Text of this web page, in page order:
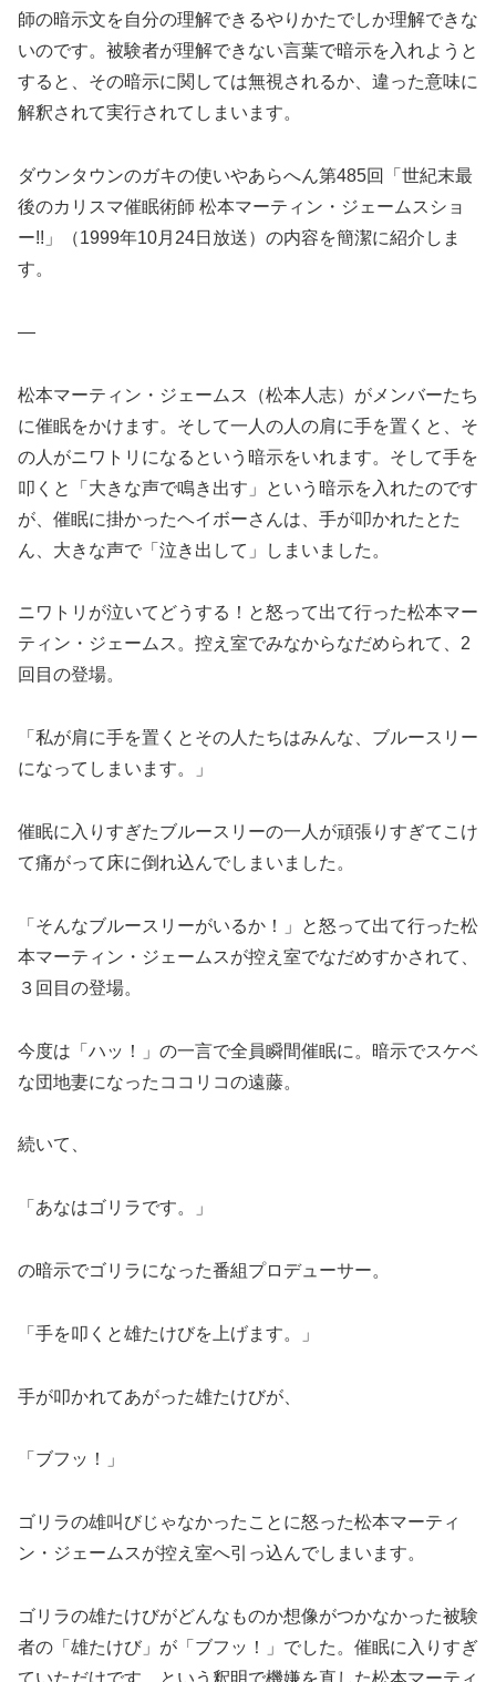
師の暗示文を自分の理解できるやりかたでしか理解できな
いのです。被験者が理解できない言葉で暗示を入れようと
すると、その暗示に関しては無視されるか、違った意味に
解釈されて実行されてしまいます。
ダウンタウンのガキの使いやあらへん第485回「世紀末最
後のカリスマ催眠術師 松本マーティン・ジェームスショ
ー!!」（1999年10月24日放送）の内容を簡潔に紹介しま
す。
—
松本マーティン・ジェームス（松本人志）がメンバーたち
に催眠をかけます。そして一人の人の肩に手を置くと、そ
の人がニワトリになるという暗示をいれます。そして手を
叩くと「大きな声で鳴き出す」という暗示を入れたのです
が、催眠に掛かったヘイボーさんは、手が叩かれたとた
ん、大きな声で「泣き出して」しまいました。
ニワトリが泣いてどうする！と怒って出て行った松本マー
ティン・ジェームス。控え室でみなからなだめられて、2
回目の登場。
「私が肩に手を置くとその人たちはみんな、ブルースリー
になってしまいます。」
催眠に入りすぎたブルースリーの一人が頑張りすぎてこけ
て痛がって床に倒れ込んでしまいました。
「そんなブルースリーがいるか！」と怒って出て行った松
本マーティン・ジェームスが控え室でなだめすかされて、
３回目の登場。
今度は「ハッ！」の一言で全員瞬間催眠に。暗示でスケベ
な団地妻になったココリコの遠藤。
続いて、
「あなはゴリラです。」
の暗示でゴリラになった番組プロデューサー。
「手を叩くと雄たけびを上げます。」
手が叩かれてあがった雄たけびが、
「ブフッ！」
ゴリラの雄叫びじゃなかったことに怒った松本マーティ
ン・ジェームスが控え室へ引っ込んでしまいます。
ゴリラの雄たけびがどんなものか想像がつかなかった被験
者の「雄たけび」が「ブフッ！」でした。催眠に入りすぎ
ていただけです、という釈明で機嫌を直した松本マーティ